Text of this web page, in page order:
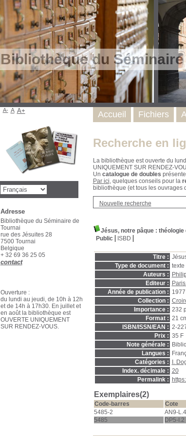
Bibliothèque du
Recherche en
La bibliothèque est ouverte du
UNIQUEMENT SUR RENDEZ-
Un catalogue de doubles
Par ici, quelques conseils pour la
bibliothèque (et tous les ouvrages
Nouvelle recherche
Jésus, notre pâque: théologie
Public
ISBD
Titre :
Type de document : texte
Auteurs :
Editeur :
Année de publication : 1977
Collection :
Importance : 232
Format : 21
ISBN/ISSN/EAN : 2-
Prix : 35 F
Note générale :
Langues :
Catégories :
I.
Index. décimale : 20
Permalink :
Exemplaires(2)
Code-barres Cote
5485-2
AN9-L.4
5485
DP5-I.2
Accueil Fichiers
A- A A+
Adresse
Bibliothèque du Séminaire de
Tournai
rue des Jésuites 28
7500 Tournai
Belgique
+ 32 69 36 25 05
contact
Ouverture :
du lundi au jeudi, de 10h à 12h
et de 14h à 17h30. En juillet et
en août la bibliothèque est
OUVERTE UNIQUEMENT
SUR RENDEZ-VOUS.